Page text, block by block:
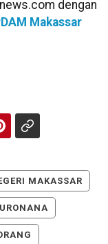
dengan
Makassar
MAKASSAR